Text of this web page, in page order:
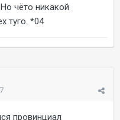
чёто никакой
туго. *04
провинциал